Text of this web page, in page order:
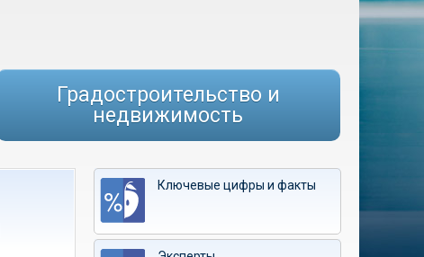
Градостроительство и
недвижимость
Ключевые цифры и факты